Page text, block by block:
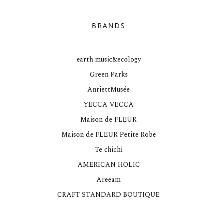
BRANDS
earth music&ecology
Green Parks
AnriettMusée
YECCA VECCA
Maison de FLEUR
Maison de FLEUR Petite Robe
Te chichi
AMERICAN HOLIC
Areeam
CRAFT STANDARD BOUTIQUE